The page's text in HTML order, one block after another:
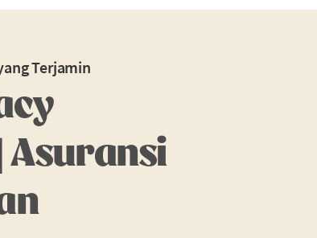
Terjamin
Asuransi